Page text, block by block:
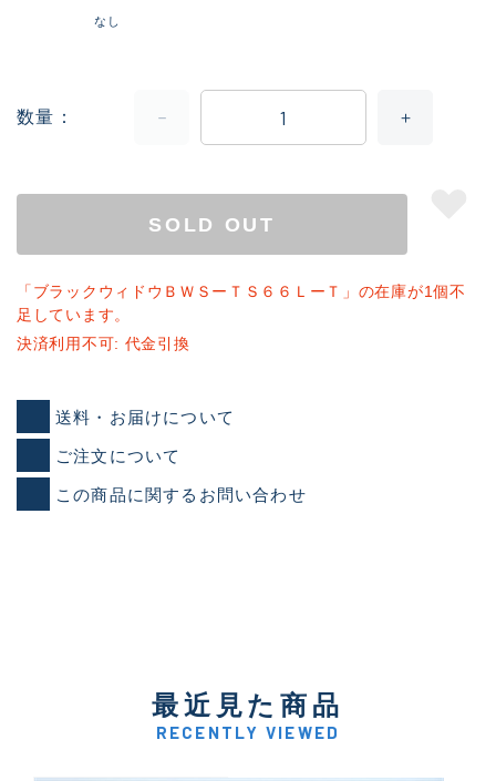
なし
数量
SOLD OUT
「ブラックウィドウＢＷＳーＴＳ６６ＬーＴ」の在庫が1個不
足しています。
決済利用不可: 代金引換
送料・お届けについて
ご注文について
この商品に関するお問い合わせ
最近見た商品
RECENTLY VIEWED